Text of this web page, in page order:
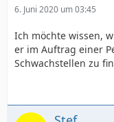
6. Juni 2020 um 03:45
Ich möchte wissen,
er im Auftrag einer
Schwachstellen zu